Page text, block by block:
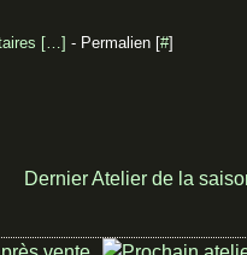
[…] - Permalien [#]